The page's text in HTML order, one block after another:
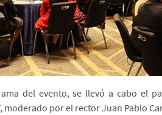
del evento, se llevó a cabo el
moderado por el rector Juan Pablo